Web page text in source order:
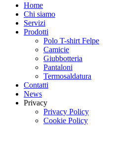
Home
Chi siamo
Servizi
Prodotti
Polo T-shirt Felpe
Camicie
Giubbotteria
Pantaloni
Termosaldatura
Contatti
News
Privacy
Privacy Policy
Cookie Policy